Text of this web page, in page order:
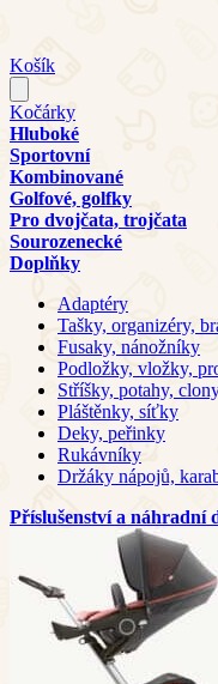
Košík
Kočárky
Hluboké
Sportovní
Kombinované
Golfové, golfky
Pro dvojčata, trojčata
Sourozenecké
Doplňky
Adaptéry
Tašky, organizéry,
Fusaky, nánožníky
Podložky, vložky,
Stříšky, potahy,
Pláštěnky, síťky
Deky, peřinky
Rukávníky
Držáky nápojů,
Příslušenství a náhradní